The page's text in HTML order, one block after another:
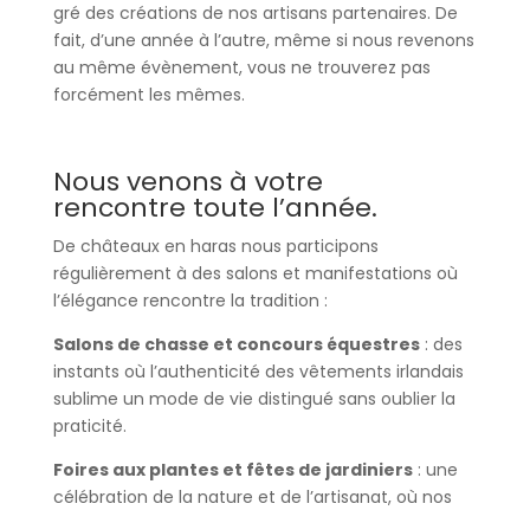
gré des créations de nos artisans partenaires. De
fait, d’une année à l’autre, même si nous revenons
au même évènement, vous ne trouverez pas
forcément les mêmes.
Nous venons à votre
rencontre toute l’année.
De châteaux en haras nous participons
régulièrement à des salons et manifestations où
l’élégance rencontre la tradition :
Salons de chasse et concours équestres: des
instants où l’authenticité des vêtements irlandais
sublime un mode de vie distingué sans oublier la
praticité.
Foires aux plantes et fêtes de jardiniers: une
célébration de la nature et de l’artisanat, où nos